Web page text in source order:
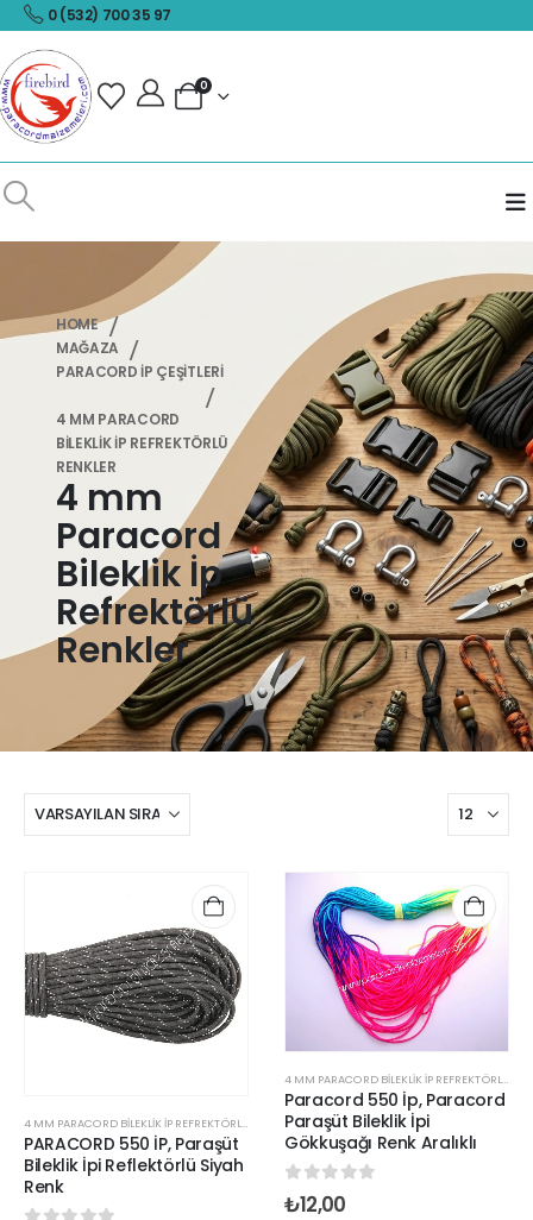
0 (532) 700 35 97
0
HOME
MAĞAZA
PARACORD İP ÇEŞİTLERİ
4 MM PARACORD
BILEKLIK İP REFREKTÖRLÜ
RENKLER
4 mm
Paracord
Bileklik İp
Refrektörlü
Renkler
4 MM PARACORD BILEKLIK İP REFREKTÖRLÜ RENKLER
PARACORD 550 İP, Paraşüt
Bileklik İpi Reflektörlü Siyah
Renk
4 MM PARACORD BILEKLIK İP REFREKTÖRLÜ RENKLER
Paracord 550 İp, Paracord
Paraşüt Bileklik İpi
Gökkuşağı Renk Aralıklı
0 out of 5
₺12,00